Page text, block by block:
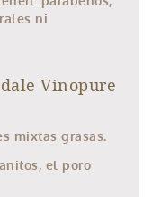
ni
Vinopure
mixtas grasas.
el poro